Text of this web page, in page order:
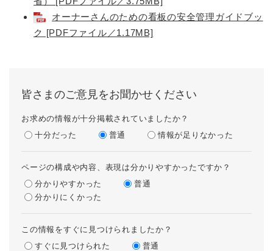
オーナーさんのための看板の安全管理ガイドブッ
ク [PDFファイル／1.17MB]
皆さまのご意見をお聞かせください
お求めの情報が十分掲載されていましたか？
十分だった
普通 情報が足りなかった
ページの構成や内容、表現は分かりやすかったですか？
分かりやすかった
普通
分かりにくかった
この情報をすぐに見つけられましたか？
すぐに見つけられた
普通